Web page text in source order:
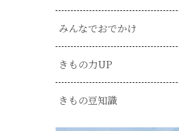
みんなでおでかけ
きもの力UP
きもの豆知識